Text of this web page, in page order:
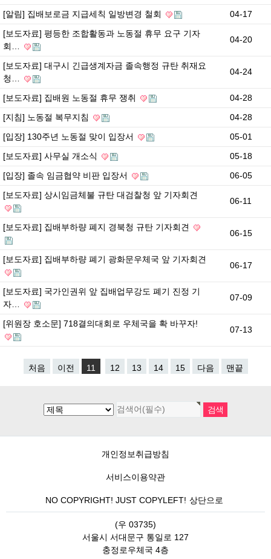
[알림] 집배보로금 지급세칙 일방변경 철회
04-17
[보도자료] 평등한 조합활동과 노동절 휴무 요구 기자
회…
04-20
[보도자료] 대구시 긴급생계자금 졸속행정 규탄 취재요
청…
04-24
[보도자료] 집배원 노동절 휴무 쟁취
04-28
[지침] 노동절 복무지침
04-28
[입장] 130주년 노동절 맞이 입장서
05-01
[보도자료] 사무실 개소식
05-18
[입장] 졸속 임금협약 비판 입장서
06-05
[보도자료] 상시임금체불 규탄 대검찰청 앞 기자회견
06-11
[보도자료] 집배부하량 폐지 경북청 규탄 기자회견
06-15
[보도자료] 집배부하량 폐기 광화문우체국 앞 기자회견
06-17
[보도자료] 국가인권위 앞 집배업무강도 폐기 진정 기
자…
07-09
[위원장 호소문] 718결의대회로 우체국을 확 바꾸자!
07-13
처음 이전 11 12 13 14 15 다음 맨끝
개인정보취급방침
서비스이용약관
NO COPYRIGHT! JUST COPYLEFT! 상단으로
(우 03735)
서울시 서대문구 통일로 127
충정로우체국 4층